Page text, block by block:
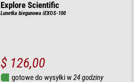
Explore Scientific
Lunetka biegunowa iEXOS-100
$ 126,00
gotowe do wysyłki w24 godziny